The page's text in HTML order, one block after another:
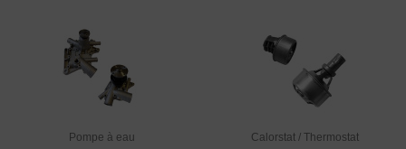
Pompe à eau Calorstat / Thermostat